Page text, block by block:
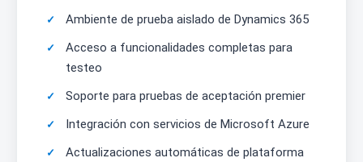
Ambiente de prueba aislado de Dynamics 365
Acceso a funcionalidades completas para
testeo
Soporte para pruebas de aceptación premier
Integración con servicios de Microsoft Azure
Actualizaciones automáticas de plataforma